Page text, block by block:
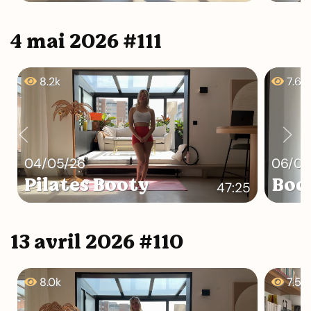
4 mai 2026 #111
04/05/26
Pilates Booty 47:25
8.2k
06/
7.6k
13 avril 2026 #110
8.0k 7.5k